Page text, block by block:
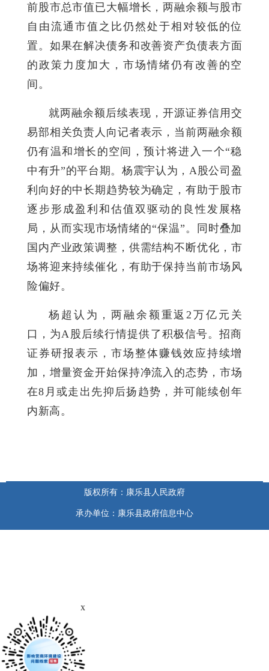
前股市总市值已大幅增长，两融余额与股市
自由流通市值之比仍然处于相对较低的位
置。如果在解决债务和改善资产负债表方面
的政策力度加大，市场情绪仍有改善的空
间。
就两融余额后续表现，开源证券信用交
易部相关负责人向记者表示，当前两融余额
仍有温和增长的空间，预计将进入一个“稳
中有升”的平台期。杨震宇认为，A股公司盈
利向好的中长期趋势较为确定，有助于股市
逐步形成盈利和估值双驱动的良性发展格
局，从而实现市场情绪的“保温”。同时叠加
国内产业政策调整，供需结构不断优化，市
场将迎来持续催化，有助于保持当前市场风
险偏好。
杨超认为，两融余额重返2万亿元关
口，为A股后续行情提供了积极信号。招商
证券研报表示，市场整体赚钱效应持续增
加，增量资金开始保持净流入的态势，市场
在8月或走出先抑后扬趋势，并可能续创年
内新高。
版权所有：康乐县人民政府
承办单位：康乐县政府信息中心
x